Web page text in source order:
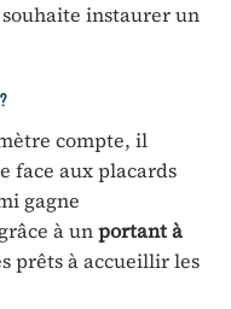
instaurer un
compte, il
face aux placards
gagne
à unportant à
prêts à accueillir les